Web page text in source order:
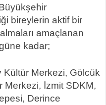
bireylerin aktif bir
amaçlanan
kadar;
Merkezi, Gölcük
Merkezi, İzmit SDKM,
Derince